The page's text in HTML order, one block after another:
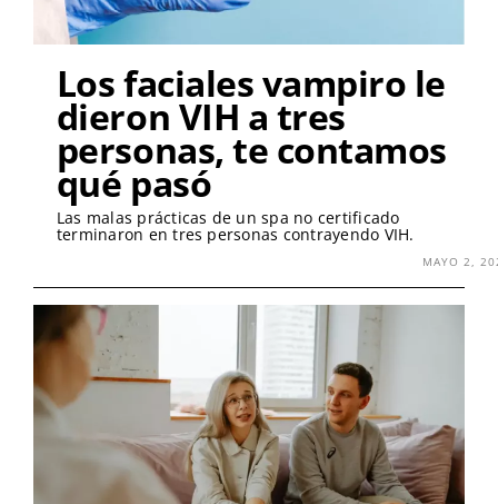
Los faciales vampiro le
dieron VIH a tres
personas, te contamos
qué pasó
Las malas prácticas de un spa no certificado
terminaron en tres personas contrayendo VIH.
MAYO 2,